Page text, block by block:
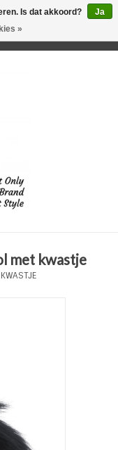
met kwastje
Is dat akkoord?
Ja
»